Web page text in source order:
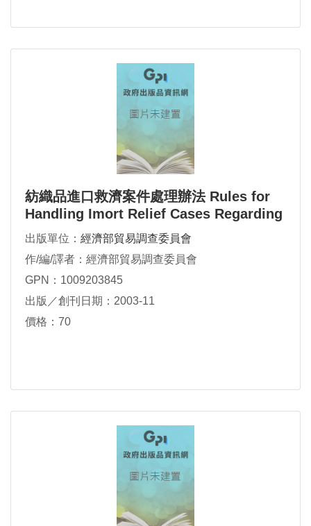
紡織品進口救濟案件處理辦法 Rules for
Handling Imort Relief Cases Regarding
Texiles and Clothing
出版單位： 經濟部貿易調查委員會
作/編/譯者：經濟部貿易調查委員會
GPN：1009203845
出版／創刊日期：2003-11
價格：70